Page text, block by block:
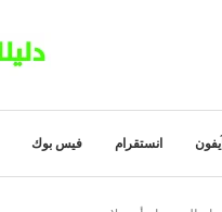
آيفون انستقرام فيس بوك